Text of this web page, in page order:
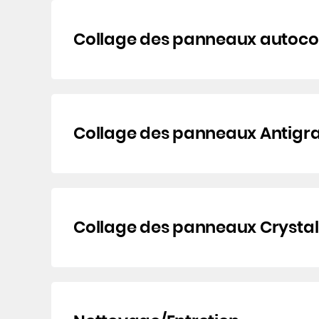
Collage des panneaux
Collage des panneaux
Collage des panneaux